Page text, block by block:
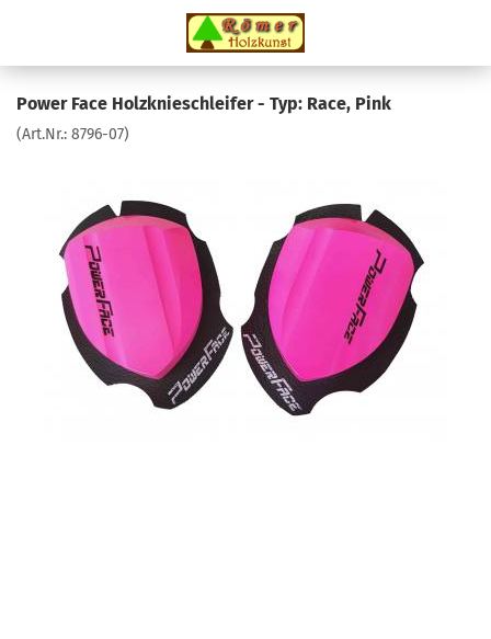
Power Face Holzknieschleifer - Typ: Race, Pink
(Art.Nr.: 8796-07)